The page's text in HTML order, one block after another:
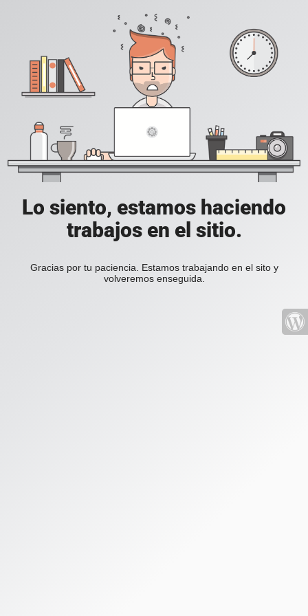
Lo siento, estamos haciendo
trabajos en el sitio.
Gracias por tu paciencia. Estamos trabajando en el sito y
volveremos enseguida.